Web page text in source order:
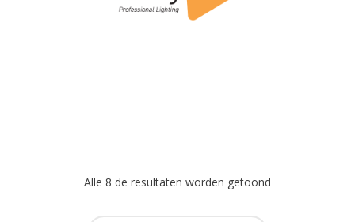
Alle 8 de resultaten worden getoond